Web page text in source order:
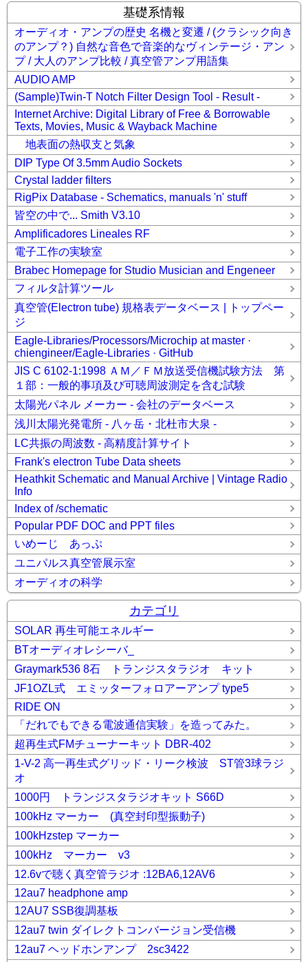
基礎系情報
オーディオ・アンプの歴史 名機と変遷 / (クラシック向き
のアンプ？) 自然な音色で音楽的なヴィンテージ・アン
プ / 大人のアンプ比較 / 真空管アンプ用語集
AUDIO AMP
(Sample)Twin-T Notch Filter Design Tool - Result -
Internet Archive: Digital Library of Free & Borrowable
Texts, Movies, Music & Wayback Machine
地表面の熱収支と気象
DIP Type Of 3.5mm Audio Sockets
Crystal ladder filters
RigPix Database - Schematics, manuals 'n' stuff
皆空の中で... Smith V3.10
Amplificadores Lineales RF
電子工作の実験室
Brabec Homepage for Studio Musician and Engeneer
フィルタ計算ツール
真空管(Electron tube) 規格表データベース | トップペー
ジ
Eagle-Libraries/Processors/Microchip at master ·
chiengineer/Eagle-Libraries · GitHub
JIS C 6102-1:1998 ＡＭ／ＦＭ放送受信機試験方法 第
１部：一般的事項及び可聴周波測定を含む試験
太陽光パネル メーカー - 会社のデータベース
浅川太陽光発電所 - 八ヶ岳・北杜市大泉 -
LC共振の周波数 - 高精度計算サイト
Frank's electron Tube Data sheets
Heathkit Schematic and Manual Archive | Vintage Radio
Info
Index of /schematic
Popular PDF DOC and PPT files
いめーじ あっぷ
ユニパルス真空管展示室
オーディオの科学
カテゴリ
SOLAR 再生可能エネルギー
BTオーディオレシーバ_
Graymark536 8石 トランジスタラジオ キット
JF1OZL式 エミッターフォロアーアンプ type5
RIDE ON
「だれでもできる電波通信実験」を造ってみた。
超再生式FMチューナーキット DBR-402
1-V-2 高一再生式グリッド・リーク検波 ST管3球ラジ
オ
1000円 トランジスタラジオキット S66D
100kHz マーカー (真空封印型振動子)
100kHzstep マーカー
100kHz マーカー v3
12.6vで聴く真空管ラジオ :12BA6,12AV6
12au7 headphone amp
12AU7 SSB復調基板
12au7 twin ダイレクトコンバージョン受信機
12au7 ヘッドホンアンプ 2sc3422